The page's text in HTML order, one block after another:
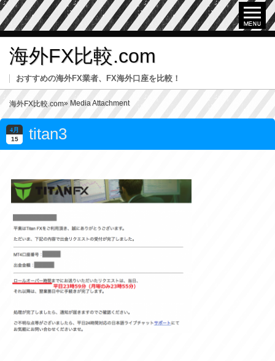
海外FX比較.com
おすすめの海外FX業者、FX海外口座を比較！
海外FX比較.com» Media Attachment
4月
15 titan3